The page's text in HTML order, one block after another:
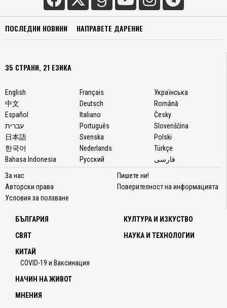
ПОСЛЕДНИ НОВИНИ НАПРАВЕТЕ ДАРЕНИЕ
35 СТРАНИ, 21 ЕЗИКА
English
中文
Español
עברית
日本語
한국어
Bahasa Indonesia
Français
Deutsch
Italiano
Português
Svenska
Nederlands
Русский
Українська
Română
Česky
Slovenščina
Polski
Türkçe
فارسی
За нас
Авторски права
Условия за ползване
Пишете ни!
Поверителност на информацията
БЪЛГАРИЯ
СВЯТ
КИТАЙ
COVID-19 и Ваксинация
КУЛТУРА И ИЗКУСТВО
НАУКА И ТЕХНОЛОГИИ
НАЧИН НА ЖИВОТ
МНЕНИЯ